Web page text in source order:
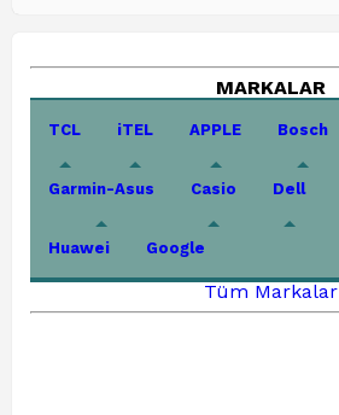
MARKALAR
TCL iTEL APPLE Bosch
Garmin-Asus Casio Dell
Huawei Google
Tüm Markalar